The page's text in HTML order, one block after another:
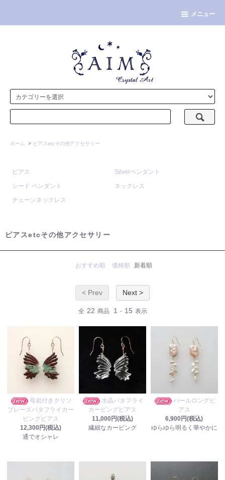
メニュー
ホーム > ピアスetcその他アクセサリー
ピアス
Silverペンダント
シード ペンダント
ネックレス
チェーンネックレス
ピアスetcその他アクセサリー
おすすめ順 価格順 新着順
< Prev Next >
全 22 商品 1 - 15 表示
母岩付きクリソ
プレーズバタフライカー
ビングピアス
12,300円(税込)
通でオシャレ
水晶バタフライ
カービングピアス
11,000円(税込)
繊細なカービング
パールロングピ
アス
6,900円(税込)
ゆらゆら明るく華やかに